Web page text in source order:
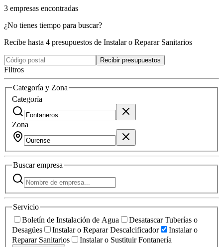
3 empresas encontradas
¿No tienes tiempo para buscar?
Recibe hasta 4 presupuestos de Instalar o Reparar Sanitarios
Recibir presupuestos
Filtros
Categoría y Zona
Categoría
Zona
Buscarempresa
Servicio
Boletín de Instalación de Agua
Desatascar Tuberías o
Desagües
Instalar o Reparar Descalcificador
Instalar o
Reparar Sanitarios
Instalar o Sustituir Fontanería